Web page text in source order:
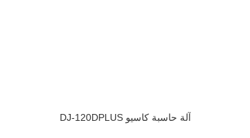
آلة حاسبة كاسيو DJ-120DPLUS